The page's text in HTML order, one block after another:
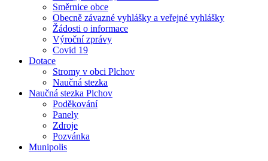
Směrnice obce
Obecně závazné vyhlášky a veřejné vyhlášky
Žádosti o informace
Výroční zprávy
Covid 19
Dotace
Stromy v obci Plchov
Naučná stezka
Naučná stezka Plchov
Poděkování
Panely
Zdroje
Pozvánka
Munipolis